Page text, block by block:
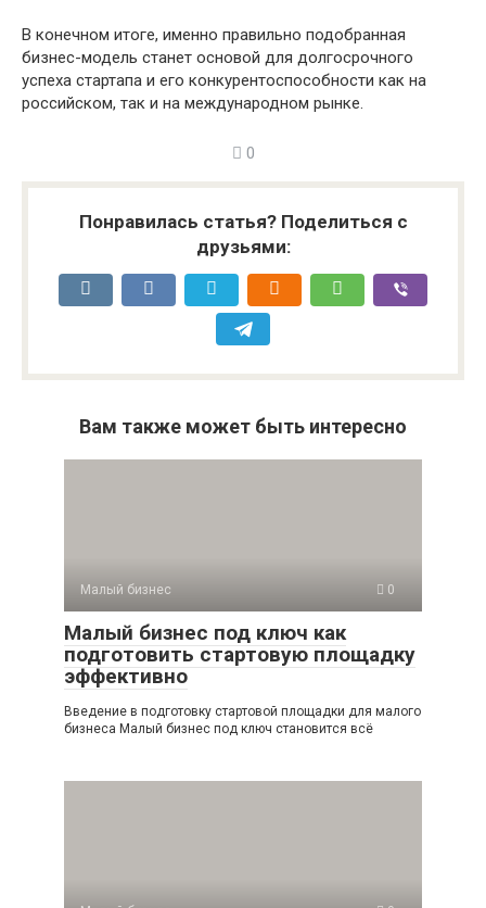
В конечном итоге, именно правильно подобранная
бизнес-модель станет основой для долгосрочного
успеха стартапа и его конкурентоспособности как на
российском, так и на международном рынке.
0
Понравилась статья? Поделиться с
друзьями:
Вам также может быть интересно
Малый бизнес 0
Малый бизнес под ключ как
подготовить стартовую площадку
эффективно
Введение в подготовку стартовой площадки для малого
бизнеса Малый бизнес под ключ становится всё